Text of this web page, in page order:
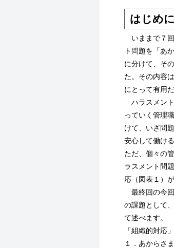
はじめに
いままで７
ト問題を「あ
に分けて、そ
た。その内容
にとって有用
ハラスメン
っていく管理
けて、いざ問
安心して働け
ただ、個々の
ラスメント問
応（図表１）
最終回の今
の課題として
て述べます。
「組織的対応
１．あからさ